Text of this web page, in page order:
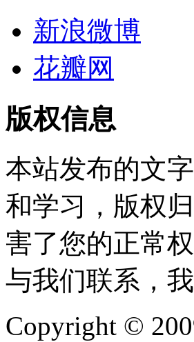
新浪微博
花瓣网
版权信息
本站发布的文
和学习，版权
害了您的正常
与我们联系，
Copyright ©